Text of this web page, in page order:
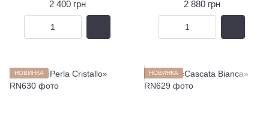
2 400 грн 2 880 грн
НОВИНКА НОВИНКА